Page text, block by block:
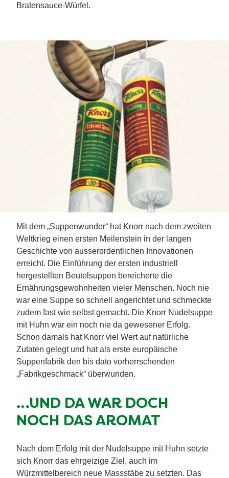
Bratensauce-Würfel.
Mit dem „Suppenwunder“ hat Knorr nach dem zweiten
Weltkrieg einen ersten Meilenstein in der langen
Geschichte von ausserordentlichen Innovationen
erreicht. Die Einführung der ersten industriell
hergestellten Beutelsuppen bereicherte die
Ernährungsgewohnheiten vieler Menschen. Noch nie
war eine Suppe so schnell angerichtet und schmeckte
zudem fast wie selbst gemacht. Die Knorr Nudelsuppe
mit Huhn war ein noch nie da gewesener Erfolg.
Schon damals hat Knorr viel Wert auf natürliche
Zutaten gelegt und hat als erste europäische
Suppenfabrik den bis dato vorherrschenden
„Fabrikgeschmack“ überwunden.
…UND DA WAR DOCH
NOCH DAS AROMAT
Nach dem Erfolg mit der Nudelsuppe mit Huhn setzte
sich Knorr das ehrgeizige Ziel, auch im
Würzmittelbereich neue Massstäbe zu setzten. Das